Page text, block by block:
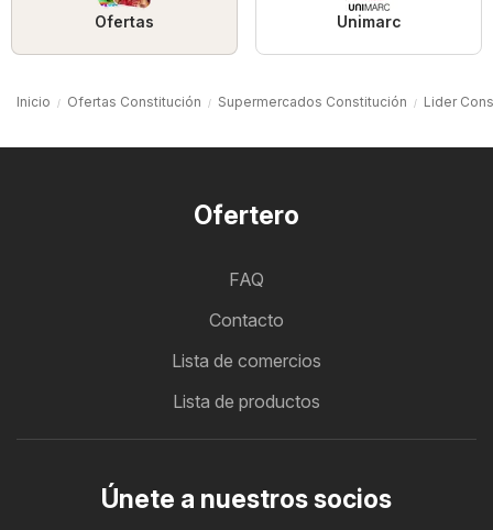
Ofertas Unimarc
Inicio Ofertas Constitución Supermercados Constitución Lider
Ofertero
FAQ
Contacto
Lista de comercios
Lista de productos
Únete a nuestros socios